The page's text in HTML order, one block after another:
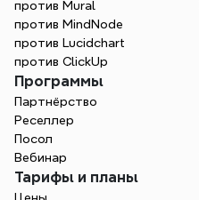
против Mural
против MindNode
против Lucidchart
против ClickUp
Программы
Партнёрство
Реселлер
Посол
Вебинар
Тарифы и планы
Цены